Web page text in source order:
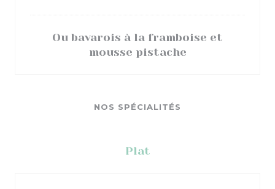
Ou bavarois à la framboise et
mousse pistache
NOS SPÉCIALITÉS
Plat